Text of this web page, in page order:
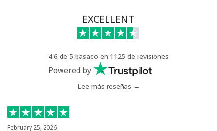
EXCELLENT
4.6 de 5 basado en 1125 de revisiones
Powered by
Lee más reseñas →
February 25, 2026